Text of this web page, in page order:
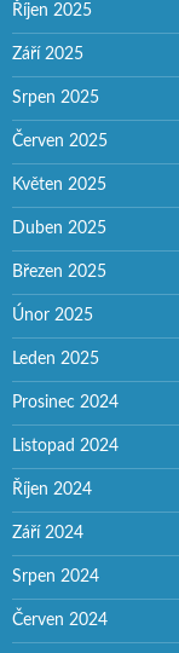
Říjen 2025
Září 2025
Srpen 2025
Červen 2025
Květen 2025
Duben 2025
Březen 2025
Únor 2025
Leden 2025
Prosinec 2024
Listopad 2024
Říjen 2024
Září 2024
Srpen 2024
Červen 2024